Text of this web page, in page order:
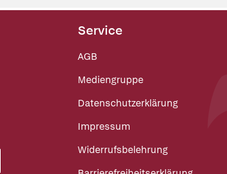
Service
AGB
Mediengruppe
Datenschutzerklärung
Impressum
Widerrufsbelehrung